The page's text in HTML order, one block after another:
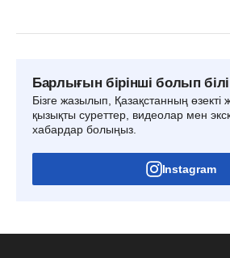
Барлығын бірінші болып
Бізге жазылып, Қазақстанның өзекті
қызықты суреттер, видеолар мен
хабардар болыңыз.
Instagram